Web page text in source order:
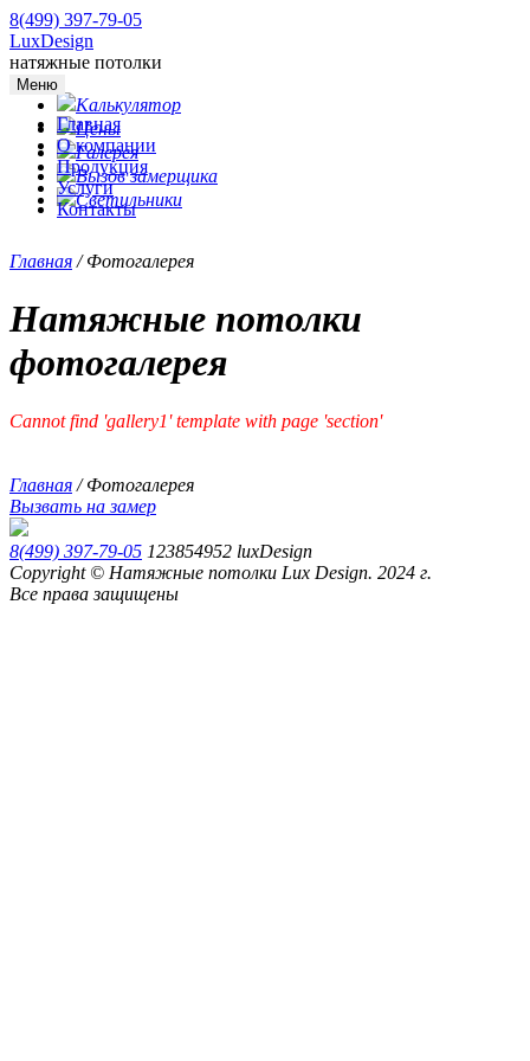
8(499) 397-79-05
LuxDesign
натяжные потолки
Меню
Главная
О компании
Продукция
Услуги
Контакты
Калькулятор
Цены
Галерея
Вызов замерщика
Светильники
Главная /Фотогалерея
Натяжные потолки
фотогалерея
Cannot find 'gallery1' template with page 'section'
Главная /Фотогалерея
Вызвать на замер
8(499) 397-79-05 123854952 luxDesign
Copyright © Натяжные потолки Lux Design. 2024 г.
Все права защищены